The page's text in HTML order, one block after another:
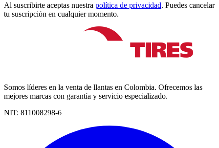
Al suscribirte aceptas nuestra política de privacidad. Puedes cancelar
tu suscripción en cualquier momento.
Somos líderes en la venta de llantas en Colombia. Ofrecemos las
mejores marcas con garantía y servicio especializado.
NIT: 811008298-6